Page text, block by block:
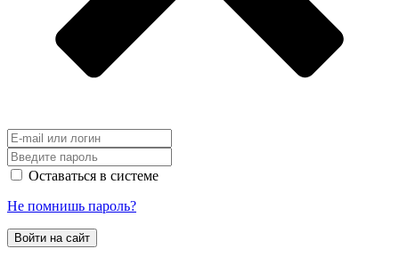
Оставаться в системе
Не помнишь пароль?
Войти на сайт